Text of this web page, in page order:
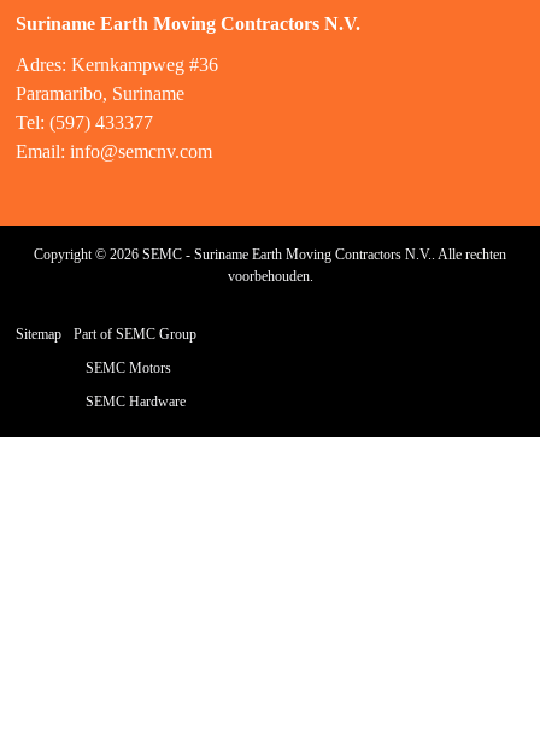
Suriname Earth Moving Contractors N.V.
Adres: Kernkampweg #36
Paramaribo, Suriname
Tel: (597) 433377
Email: info@semcnv.com
Copyright © 2026 SEMC - Suriname Earth Moving Contractors N.V.. Alle rechten
voorbehouden.
Sitemap
Part of SEMC Group
SEMC Motors
SEMC Hardware